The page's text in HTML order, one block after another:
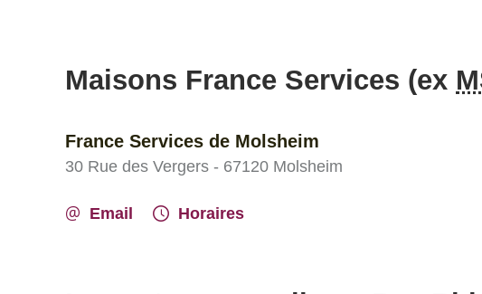
Maisons France Services (ex
France Services de Molsheim
30 Rue des Vergers - 67120 Molsheim
Email Horaires